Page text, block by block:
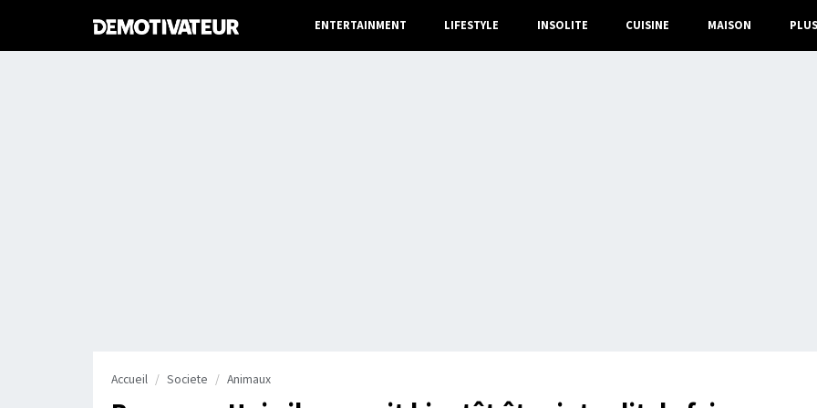
ENTERTAINMENT LIFESTYLE INSOLITE CUISINE MAISON PLUS
Accueil Societe Animaux